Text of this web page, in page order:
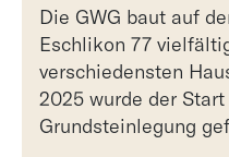
Die GWG baut auf
Eschlikon 77
verschiedensten
2025 wurde der
Grundsteinlegung